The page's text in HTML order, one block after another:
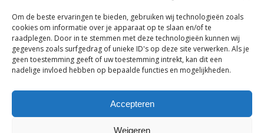
Om de beste ervaringen te bieden, gebruiken wij technologieën zoals
cookies om informatie over je apparaat op te slaan en/of te
raadplegen. Door in te stemmen met deze technologieën kunnen wij
gegevens zoals surfgedrag of unieke ID's op deze site verwerken. Als je
geen toestemming geeft of uw toestemming intrekt, kan dit een
nadelige invloed hebben op bepaalde functies en mogelijkheden.
Accepteren
Weigeren
© 2026 Van der Bel Las en Radiateurenbedrijf.
Privacyverklaring|Cookiebeleid|Retourbeleid|
Algemene voorwaarden voor consumenten
algemene voorwaarden
Disclaimer